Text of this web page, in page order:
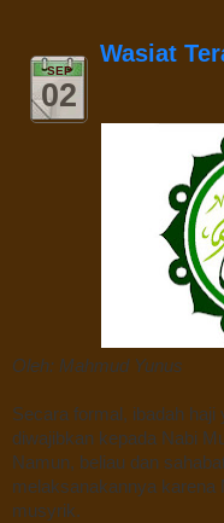
SEP
02
Wasiat
Oleh: Mahmud Yunus
Secara formal, ibadah haji
diwajibkan kepada Nabi
Namun, beliau dan
melaksanakannya karena
musyrik.